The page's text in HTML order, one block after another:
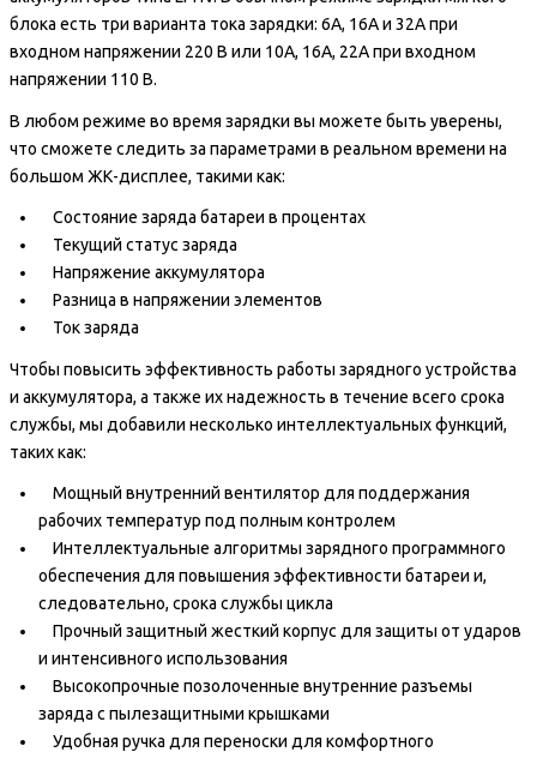
блока есть три варианта тока зарядки: 6A, 16A и 32A при
входном напряжении 220 В или 10A, 16A, 22A при входном
напряжении 110 В.
В любом режиме во время зарядки вы можете быть уверены,
что сможете следить за параметрами в реальном времени на
большом ЖК-дисплее, такими как:
Состояние заряда батареи в процентах
Текущий статус заряда
Напряжение аккумулятора
Разница в напряжении элементов
Ток заряда
Чтобы повысить эффективность работы зарядного устройства
и аккумулятора, а также их надежность в течение всего срока
службы, мы добавили несколько интеллектуальных функций,
таких как:
Мощный внутренний вентилятор для поддержания
рабочих температур под полным контролем
Интеллектуальные алгоритмы зарядного программного
обеспечения для повышения эффективности батареи и,
следовательно, срока службы цикла
Прочный защитный жесткий корпус для защиты от ударов
и интенсивного использования
Высокопрочные позолоченные внутренние разъемы
заряда с пылезащитными крышками
Удобная ручка для переноски для комфортного